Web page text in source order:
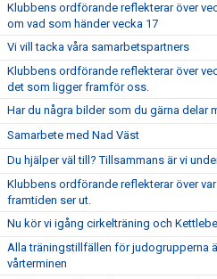
Klubbens ordförande reflekterar över
om vad som händer vecka 17
Vi vill tacka våra samarbetspartners
Klubbens ordförande reflekterar över
det som ligger framför oss.
Har du några bilder som du gärna delar
Samarbete med Nad Väst
Du hjälper väl till? Tillsammans är vi
Klubbens ordförande reflekterar över
framtiden ser ut.
Nu kör vi igång cirkelträning och
Alla träningstillfällen för judogrupperna
vårterminen